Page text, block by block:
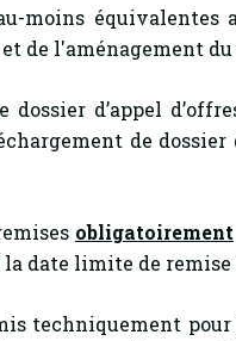
moins équivalentes
de l'aménagement
d’appel
de
obligatoirement
date limite de
techniquement